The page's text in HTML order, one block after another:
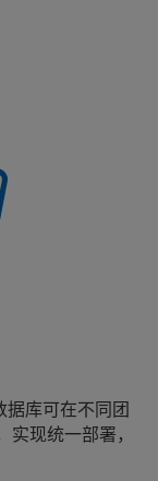
据库可在不同团
现统一部署，